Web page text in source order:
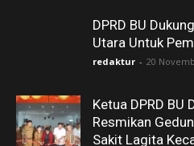
DPRD BU
Utara Untuk
redaktur - 20
Ketua DPRD BU
Resmikan
Sakit Lagita